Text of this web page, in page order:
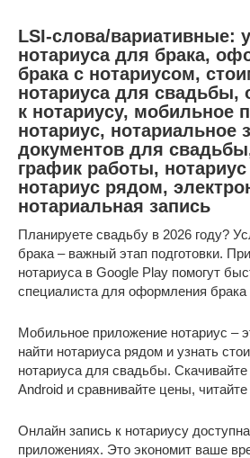
LSI-слова/вариативные:
нотариуса для брака,
брака с нотариусом,
нотариуса для свадьбы,
к нотариусу, мобильное
нотариус, нотариальное
документов для
график работы,
нотариус рядом,
нотариальная запись
Планируете свадьбу в 2026 году?
брака – важный этап подготовки.
нотариуса в Google Play помогут
специалиста для оформления брака
Мобильное приложение нотариус –
найти нотариуса рядом и узнать
нотариуса для свадьбы.
Android и сравнивайте цены,
Онлайн запись к нотариусу
приложениях. Это экономит ваше